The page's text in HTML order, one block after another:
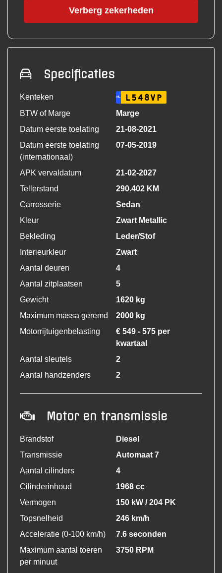
Verberg zekerheden
Specificaties
Kenteken NL L548VP
BTW of Marge
Marge
Datum eerste toelating
21-08-2021
Datum eerste toelating
(internationaal)
07-05-2019
APK vervaldatum
21-02-2027
Tellerstand
290.402 KM
Carrosserie
Sedan
Kleur
Zwart Metallic
Bekleding
Leder/Stof
Interieurkleur
Zwart
Aantal deuren
4
Aantal zitplaatsen
5
Gewicht
1620 kg
Maximum massa geremd
2000 kg
Motorrijtuigenbelasting
€ 549 - 575 per
kwartaal
Aantal sleutels
2
Aantal handzenders
2
Motor en transmissie
Brandstof
Diesel
Transmissie
Automaat 7
Aantal cilinders
4
Cilinderinhoud
1968 cc
Vermogen
150 kW / 204 PK
Topsnelheid
246 km/h
Acceleratie (0-100 km/h)
7.6 seconden
Maximum aantal toeren
per minuut
3750 RPM